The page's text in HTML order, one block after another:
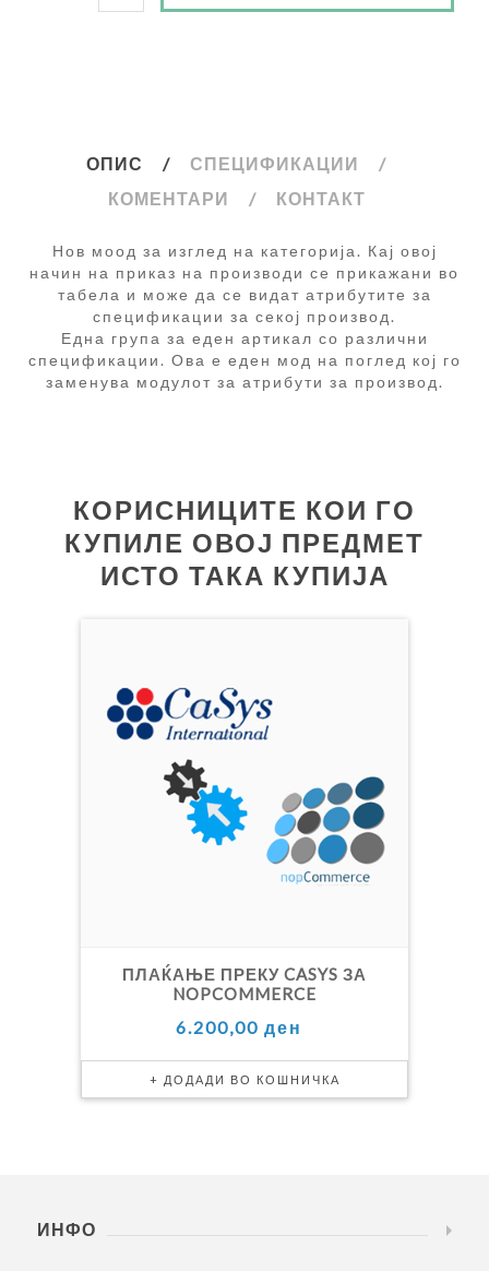
ОПИС
СПЕЦИФИКАЦИИ
КОМЕНТАРИ
КОНТАКТ
Нов моод за изглед на категорија. Кај овој
начин на приказ на производи се прикажани во
табела и може да се видат атрибутите за
спецификации за секој производ.
Една група за еден артикал со различни
спецификации. Ова е еден мод на поглед кој го
заменува модулот за атрибути за производ.
КОРИСНИЦИТЕ КОИ ГО
КУПИЛЕ ОВОЈ ПРЕДМЕТ
ИСТО ТАКА КУПИЈА
ПЛАЌАЊЕ ПРЕКУ CASYS ЗА
NOPCOMMERCE
6.200,00 ден
ИНФО